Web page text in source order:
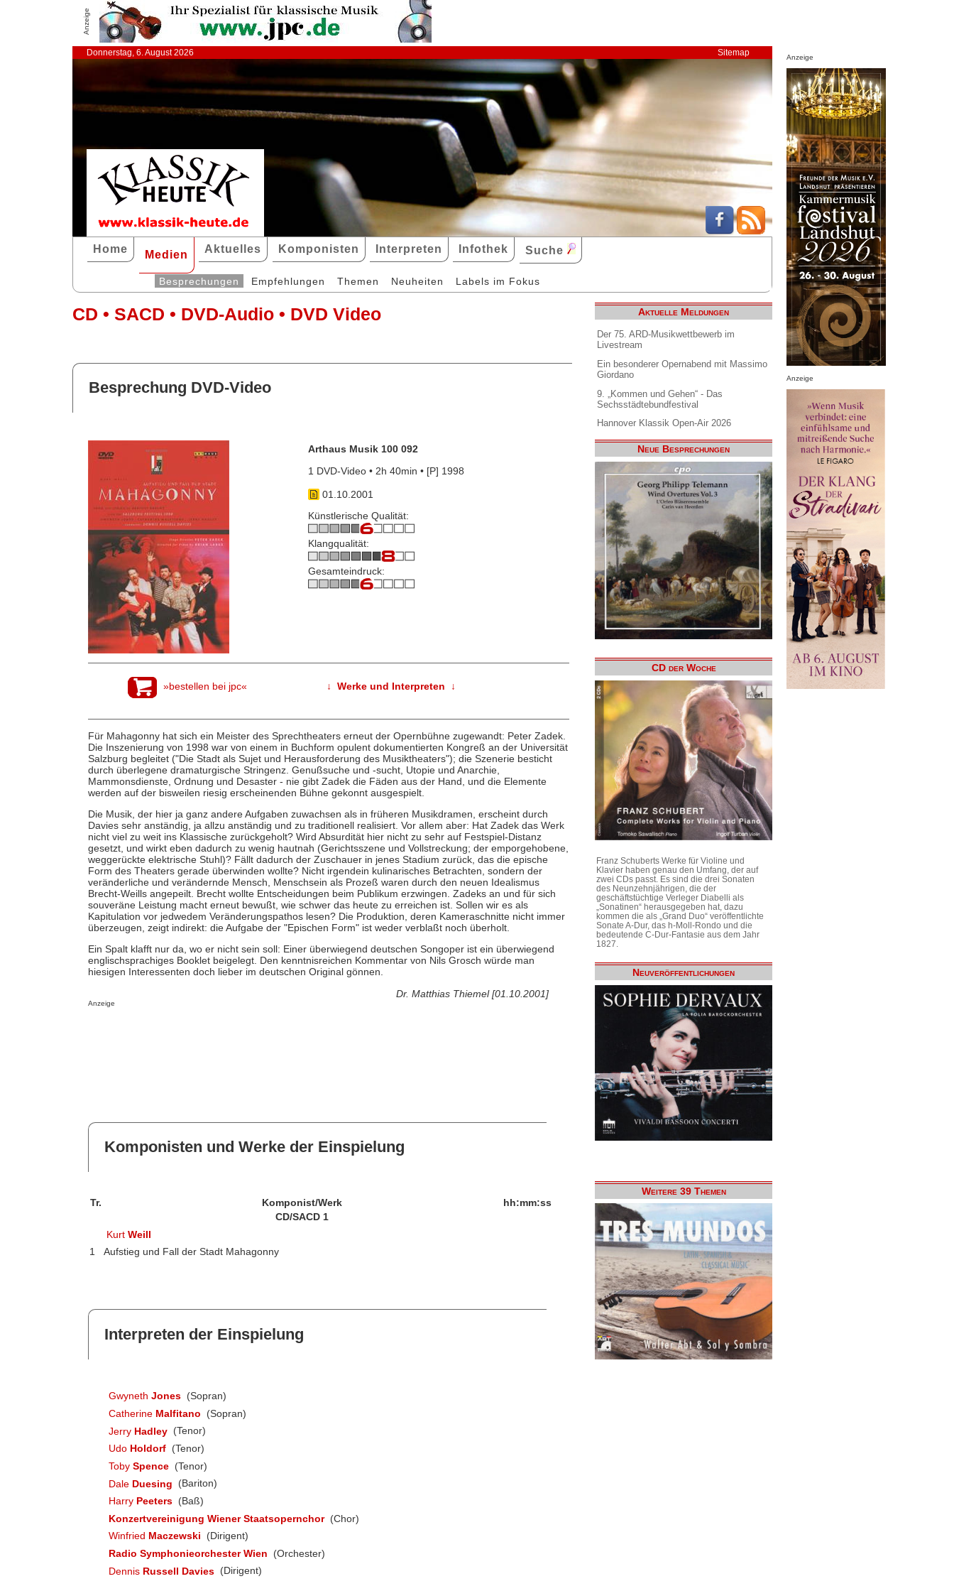
Anzeige
Donnerstag, 6. August 2026 Sitemap
Home Medien Aktuelles Komponisten Interpreten Infothek Suche
Besprechungen Empfehlungen Themen Neuheiten Labels im Fokus
CD • SACD • DVD-Audio • DVD Video
Besprechung DVD-Video
Arthaus Musik 100 092
1 DVD-Video • 2h 40min • [P] 1998
01.10.2001
Künstlerische Qualität:
Klangqualität:
Gesamteindruck:
»bestellen bei jpc« ↓ Werke und Interpreten ↓
Für Mahagonny hat sich ein Meister des Sprechtheaters erneut der Opernbühne zugewandt: Peter Zadek.
Die Inszenierung von 1998 war von einem in Buchform opulent dokumentierten Kongreß an der Universität
Salzburg begleitet ("Die Stadt als Sujet und Herausforderung des Musiktheaters"); die Szenerie besticht
durch überlegene dramaturgische Stringenz. Genußsuche und -sucht, Utopie und Anarchie,
Mammonsdienste, Ordnung und Desaster - nie gibt Zadek die Fäden aus der Hand, und die Elemente
werden auf der bisweilen riesig erscheinenden Bühne gekonnt ausgespielt.
Die Musik, der hier ja ganz andere Aufgaben zuwachsen als in früheren Musikdramen, erscheint durch
Davies sehr anständig, ja allzu anständig und zu traditionell realisiert. Vor allem aber: Hat Zadek das Werk
nicht viel zu weit ins Klassische zurückgeholt? Wird Absurdität hier nicht zu sehr auf Festspiel-Distanz
gesetzt, und wirkt eben dadurch zu wenig hautnah (Gerichtsszene und Vollstreckung; der emporgehobene,
weggerückte elektrische Stuhl)? Fällt dadurch der Zuschauer in jenes Stadium zurück, das die epische
Form des Theaters gerade überwinden wollte? Nicht irgendein kulinarisches Betrachten, sondern der
veränderliche und verändernde Mensch, Menschsein als Prozeß waren durch den neuen Idealismus
Brecht-Weills angepeilt. Brecht wollte Entscheidungen beim Publikum erzwingen. Zadeks an und für sich
souveräne Leistung macht erneut bewußt, wie schwer das heute zu erreichen ist. Sollen wir es als
Kapitulation vor jedwedem Veränderungspathos lesen? Die Produktion, deren Kameraschnitte nicht immer
überzeugen, zeigt indirekt: die Aufgabe der "Epischen Form" ist weder verblaßt noch überholt.
Ein Spalt klafft nur da, wo er nicht sein soll: Einer überwiegend deutschen Songoper ist ein überwiegend
englischsprachiges Booklet beigelegt. Den kenntnisreichen Kommentar von Nils Grosch würde man
hiesigen Interessenten doch lieber im deutschen Original gönnen.
Dr. Matthias Thiemel [01.10.2001]
Anzeige
Komponisten und Werke der Einspielung
Tr. Komponist/Werk
hh:mm:ss
CD/SACD 1
KurtWeill
1
Aufstieg und Fall der Stadt Mahagonny
Interpreten der Einspielung
Gwyneth Jones (Sopran)
Catherine Malfitano
(Sopran)
Jerry Hadley (Tenor)
Udo Holdorf (Tenor)
Toby Spence (Tenor)
Dale Duesing
(Bariton)
Harry Peeters (Baß)
Konzertvereinigung Wiener Staatsopernchor (Chor)
Winfried Maczewski
(Dirigent)
Radio Symphonieorchester Wien
(Orchester)
Dennis Russell Davies (Dirigent)
Aktuelle Meldungen
Der 75. ARD-Musikwettbewerb im
Livestream
Ein besonderer Opernabend mit Massimo
Giordano
9. „Kommen und Gehen“ - Das
Sechsstädtebundfestival
Hannover Klassik Open-Air 2026
Neue Besprechungen
CD der Woche
Franz Schuberts Werke für Violine und
Klavier haben genau den Umfang, der auf
zwei CDs passt. Es sind die drei Sonaten
des Neunzehnjährigen, die der
geschäftstüchtige Verleger Diabelli als
„Sonatinen“ herausgegeben hat, dazu
kommen die als „Grand Duo“ veröffentlichte
Sonate A-Dur, das h-Moll-Rondo und die
bedeutende C-Dur-Fantasie aus dem Jahr
1827.
Neuveröffentlichungen
Weitere 39 Themen
Anzeige
Anzeige